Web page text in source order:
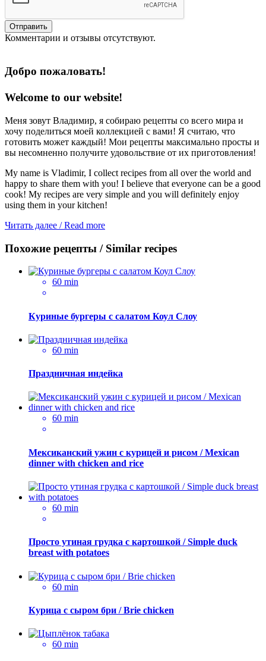
Отправить
Комментарии и отзывы отсутствуют.
Добро пожаловать!
Welcome to our website!
Меня зовут Владимир, я собираю рецепты со всего мира и
хочу поделиться моей коллекцией с вами! Я считаю, что
готовить может каждый! Мои рецепты максимально просты и
вы несомненно получите удовольствие от их приготовления!
My name is Vladimir, I collect recipes from all over the world and
happy to share them with you! I believe that everyone can be a good
cook! My recipes are very simple and you will definitely enjoy
using them in your kitchen!
Читать далее / Read more
Похожие рецепты / Similar recipes
60 min
Куриные бургеры с салатом Коул Слоу
60 min
Праздничная индейка
60 min
Мексиканский ужин с курицей и рисом / Mexican
dinner with chicken and rice
60 min
Просто утиная грудка с картошкой / Simple duck
breast with potatoes
60 min
Курица с сыром бри / Brie chicken
60 min